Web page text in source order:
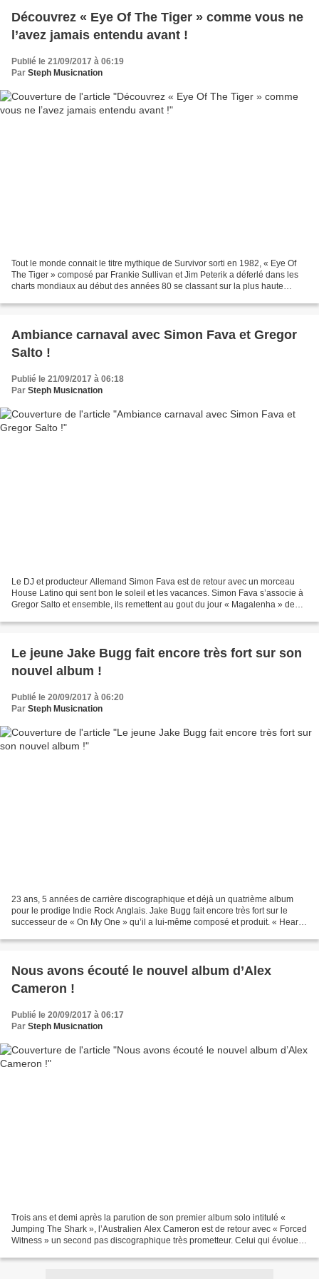
Découvrez « Eye Of The Tiger » comme vous ne
l’avez jamais entendu avant !
Publié le 21/09/2017 à 06:19
Par Steph Musicnation
Tout le monde connait le titre mythique de Survivor sorti en 1982, « Eye Of
The Tiger » composé par Frankie Sullivan et Jim Peterik a déferlé dans les
charts mondiaux au début des années 80 se classant sur la plus haute
Ambiance carnaval avec Simon Fava et Gregor
Salto !
Publié le 21/09/2017 à 06:18
Par Steph Musicnation
Le DJ et producteur Allemand Simon Fava est de retour avec un morceau
House Latino qui sent bon le soleil et les vacances. Simon Fava s’associe à
Gregor Salto et ensemble, ils remettent au gout du jour « Magalenha » de
Le jeune Jake Bugg fait encore très fort sur son
nouvel album !
Publié le 20/09/2017 à 06:20
Par Steph Musicnation
23 ans, 5 années de carrière discographique et déjà un quatrième album
pour le prodige Indie Rock Anglais. Jake Bugg fait encore très fort sur le
successeur de « On My One » qu’il a lui-même composé et produit. « Hearts
Nous avons écouté le nouvel album d’Alex
Cameron !
Publié le 20/09/2017 à 06:17
Par Steph Musicnation
Trois ans et demi après la parution de son premier album solo intitulé «
Jumping The Shark », l’Australien Alex Cameron est de retour avec « Forced
Witness » un second pas discographique très prometteur. Celui qui évolue